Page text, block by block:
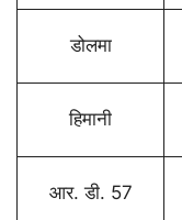
डोलमा
हिमानी
आर. डी. 57